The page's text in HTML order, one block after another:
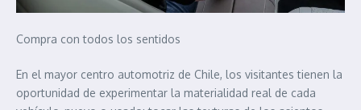
Compra con todos los sentidos
En el mayor centro automotriz de Chile, los visitantes tienen la
oportunidad de experimentar la materialidad real de cada